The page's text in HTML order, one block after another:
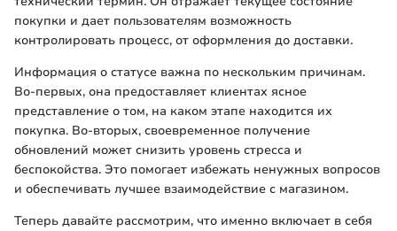
покупки и дает пользователям возможность
контролировать процесс, от оформления до доставки.
Информация о статусе важна по нескольким причинам.
Во-первых, она предоставляет клиентах ясное
представление о том, на каком этапе находится их
покупка. Во-вторых, своевременное получение
обновлений может снизить уровень стресса и
беспокойства. Это помогает избежать ненужных вопросов
и обеспечивать лучшее взаимодействие с магазином.
Теперь давайте рассмотрим, что именно включает в себя